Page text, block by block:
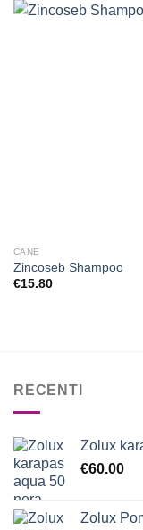
CANE
Zincoseb Shampoo
€15.80
RECENTI
Zolux
€60.00
Zolux